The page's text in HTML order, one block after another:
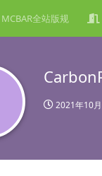
MCBAR全站版规
2021年10